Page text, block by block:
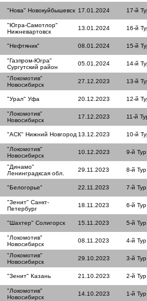
"Нова" Новокуйбышевск 17.01.2024 17-й
"Югра-Самотлор"
Нижневартовск
13.01.2024 16-й
"Нефтяник" 08.01.2024 15-й
"Газпром-Югра"
Сургутский район
05.01.2024 14-й
"Локомотив"
Новосибирск
27.12.2023 13-й
"Урал" Уфа 20.12.2023 12-й
"Локомотив"
Новосибирск
17.12.2023 11-й
"АСК" Нижний Новгород 13.12.2023 10-й
"Локомотив"
Новосибирск
10.12.2023 9-й Тур
"Динамо"
Ленинградксая обл.
29.11.2023 8-й Тур
"Белогорье" 22.11.2023 7-й Тур
"Зенит" Санкт-
Петербург
18.11.2023 6-й Тур
"Шахтер" Солигорск 15.11.2023 5-й Тур
"Локомотив"
Новосибирск
08.11.2023 4-й Тур
"Локомотив"
Новосибирск
29.10.2023 3-й Тур
"Зенит" Казань 21.10.2023 2-й Тур
"Локомотив"
Новосибирск
14.10.2023 1-й Тур